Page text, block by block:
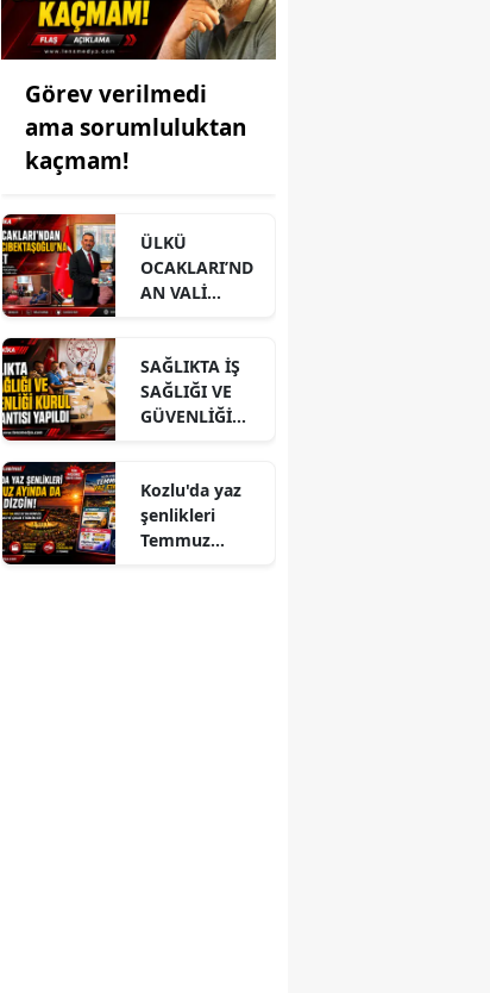
Görev verilmedi
ama sorumluluktan
kaçmam!
ÜLKÜ
OCAKLARI’ND
AN VALİ
ZİYARET
SAĞLIKTA İŞ
SAĞLIĞI VE
GÜVENLİĞİ
YAPILDI
Kozlu'da yaz
şenlikleri
Temmuz